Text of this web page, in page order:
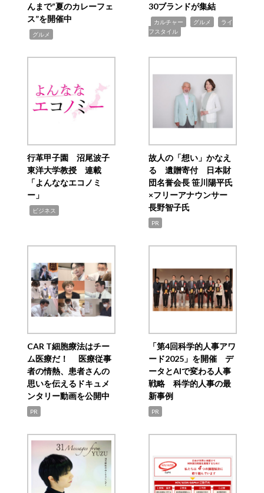
んまで“夏のカレーフェ
ス”を開催中
グルメ
30ブランドが集結
カルチャー グルメ
ライ
フスタイル
行革甲子園 沼尾波子
東洋大学教授 連載
「よんななエコノミ
ー」
ビジネス
故人の「想い」かなえ
る 遺贈寄付 日本財
団名誉会長 笹川陽平氏
×フリーアナウンサー
長野智子氏
PR
CAR T細胞療法はチー
ム医療だ！ 医療従事
者の情熱、患者さんの
思いを伝えるドキュメ
ンタリー動画を公開中
PR
「第4回科学的人事アワ
ード2025」を開催 デ
ータとAIで変わる人事
戦略 科学的人事の最
新事例
PR